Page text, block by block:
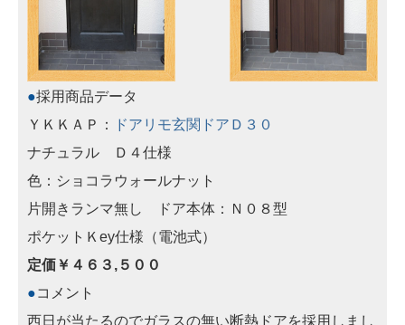
●採用商品データ
ＹＫＫＡＰ：
ドアリモ玄関ドアＤ３０
ナチュラル Ｄ４仕様
色：ショコラウォールナット
片開きランマ無し ドア本体：Ｎ０８型
ポケットＫey仕様（電池式）
定価￥４６３,５００
●コメント
西日が当たるのでガラスの無い断熱ドアを採用しまし